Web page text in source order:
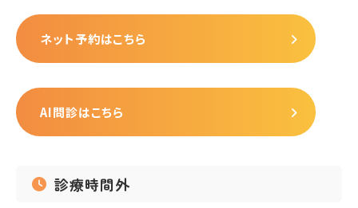
ネット予約はこちら
AI問診はこちら
診療時間外